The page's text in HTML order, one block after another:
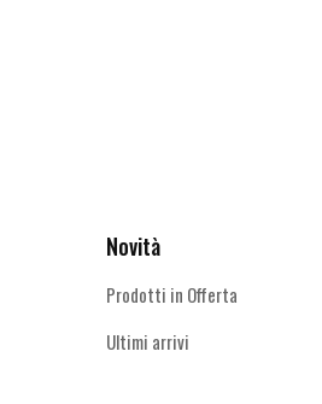
Novità
Prodotti in Offerta
Ultimi arrivi